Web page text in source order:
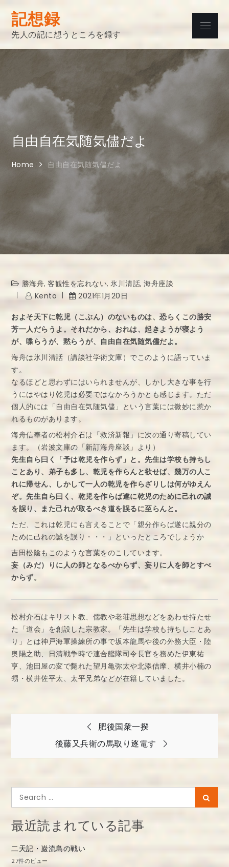
content
記想録
先人の記に想うところを録す
Menu
自由自在気随気儘だよ
Home 自由自在気随気儘だよ
勝海舟,客観性を忘れない,氷川清話,海舟座談
Kento
2021年1月20日
およそ天下に乾児（こぶん）のないものは、恐らくこの勝安
芳一人だらうよ。それだから、おれは、起きようが寝よう
が、喋らうが、黙らうが、自由自在気随気儘だよ。
海舟は氷川清話（講談社学術文庫）でこのように語っていま
す。
なるほどと思わずにはいられませんが、しかし大きな事を行
うにはやはり乾児は必要ではなかろうかとも感じます。ただ
個人的には「自由自在気随気儘」という言葉には微妙に惹か
れるものがあります。
海舟信奉者の松村介石は「救済新報」に次の通り寄稿してい
ます。（岩波文庫の「新訂海舟座談」より）
先生自ら曰く「予は乾児を作らず」と。先生は学校も持ちし
ことあり、弟子も多し、乾児を作らんと欲せば、幾万の人こ
れに帰せん、しかして一人の乾児を作らざりしは何がゆえん
ぞ。先生自ら曰く、乾児を作らば遂に乾児のために己れの誠
を誤り、また己れが取るべき道を誤るに至らんと。
ただ、これは乾児にも言えることで「親分作らば遂に親分の
ために己れの誠を誤り・・・」といったところでしょうか
吉田松陰もこのような言葉をのこしています。
妄（みだ）りに人の師となるべからず、妄りに人を師とすべ
からず。
松村介石はキリスト教、儒教や老荘思想などをあわせ持たせ
た「道会」を創設した宗教家。「先生は学校も持ちしことあ
り」とは神戸海軍操練所の事で坂本龍馬や後の外務大臣・陸
奥陽之助、日清戦争時で連合艦隊司令長官を務めた伊東祐
亨、池田屋の変で斃れた望月亀弥太や北添佶摩、横井小楠の
甥・横井佐平太、太平兄弟などが在籍していました。
ナ
ゲ
ー
シ
ョ
ン
肥後国衆一揆
後藤又兵衛の馬取り逐電す
Search
for:
最近読まれている記事
二天記・巌流島の戦い
27件のビュー